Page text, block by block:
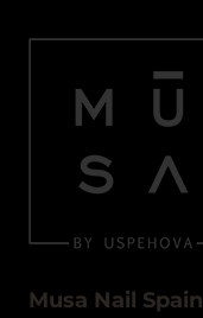
Musa Nail Spain